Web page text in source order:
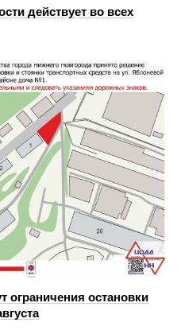
действует во всех
ограничения остановки